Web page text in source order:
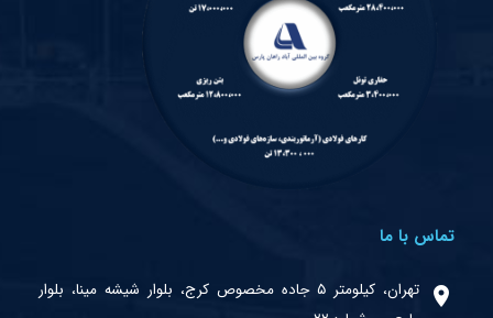
تماس با ما
تهران، کیلومتر ۵ جاده مخصوص کرج، بلوار شیشه مینا، بلوار